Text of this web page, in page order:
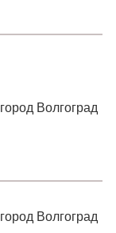
город Волгоград
город Волгоград